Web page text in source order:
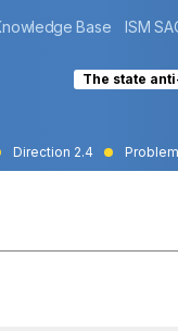
Base ISM
The state
Direction 2.4